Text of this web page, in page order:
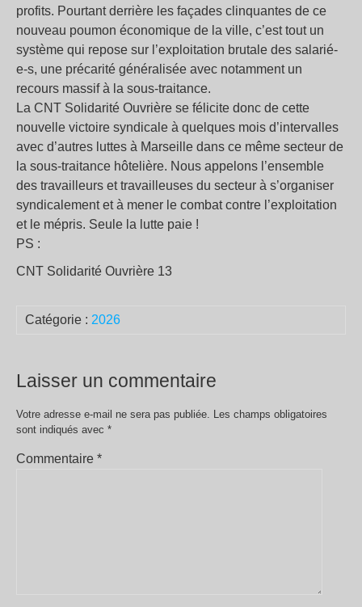
profits. Pourtant derrière les façades clinquantes de ce
nouveau poumon économique de la ville, c’est tout un
système qui repose sur l’exploitation brutale des salarié-
e-s, une précarité généralisée avec notamment un
recours massif à la sous-traitance.
La CNT Solidarité Ouvrière se félicite donc de cette
nouvelle victoire syndicale à quelques mois d’intervalles
avec d’autres luttes à Marseille dans ce même secteur de
la sous-traitance hôtelière. Nous appelons l’ensemble
des travailleurs et travailleuses du secteur à s’organiser
syndicalement et à mener le combat contre l’exploitation
et le mépris. Seule la lutte paie !
PS :
CNT Solidarité Ouvrière 13
Catégorie : 2026
Laisser un commentaire
Votre adresse e-mail ne sera pas publiée. Les champs obligatoires
sont indiqués avec *
Commentaire *